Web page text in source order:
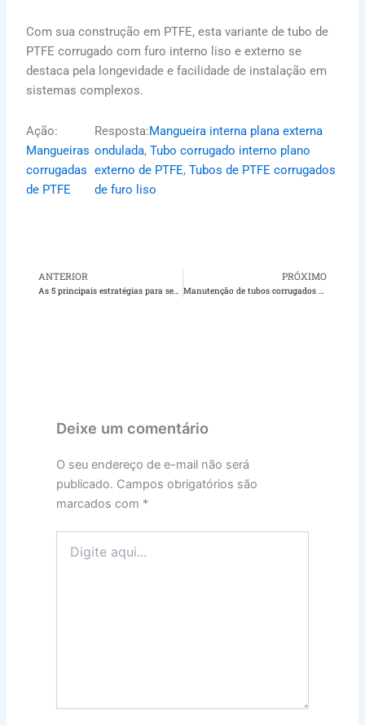
Com sua construção em PTFE, esta variante de tubo de
PTFE corrugado com furo interno liso e externo se
destaca pela longevidade e facilidade de instalação em
sistemas complexos.
Ação:
Mangueiras
corrugadas
de PTFE
Resposta:Mangueira interna plana externa
ondulada, Tubo corrugado interno plano
externo de PTFE, Tubos de PTFE corrugados
de furo liso
Anterior
ANTERIOR
As 5 principais estratégias para segurança em laboratório usando mangueiras corrugadas internas planas externas de PTFE resistentes à corrosão
PRÓXIMO
Manutenção de tubos corrugados externos planos internos de PTFE para um ótimo desempenho petroquímico
Deixe um comentário
O seu endereço de e-mail não será
publicado. Campos obrigatórios são
marcados com *
aqui...